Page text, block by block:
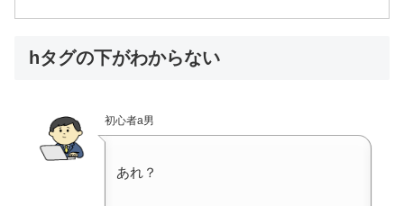
hタグの下がわからない
初心者a男
あれ？